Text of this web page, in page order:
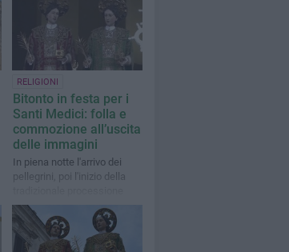
RELIGIONI
Bitonto in festa per i
Santi Medici: folla e
commozione all’uscita
delle immagini
In piena notte l'arrivo dei
pellegrini, poi l'inizio della